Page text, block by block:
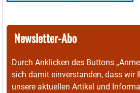
Newsletter-Abo
Durch Anklicken des Buttons
sich damit einverstanden, dass wir
unsere aktuellen Artikel und